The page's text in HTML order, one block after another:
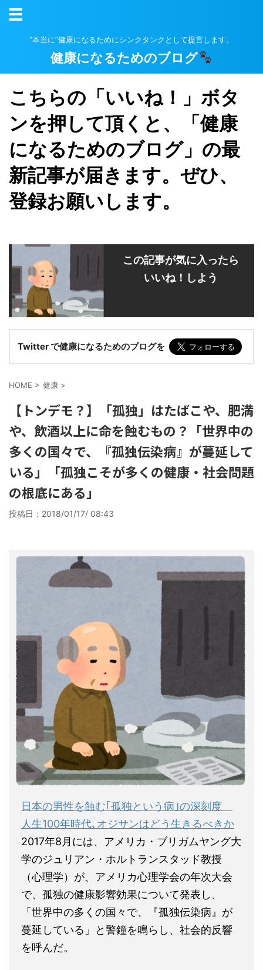
”本当に”健康になるためにシンクタンクとして提言します。
健康になるためのブログ
こちらの「いいね！」ボタ
ンを押して頂くと、「健康
になるためのブログ」の最
新記事が届きます。ぜひ、
登録お願いします。
この記事が気に入ったら
いいね！しよう
Twitter で健康になるためのブログを
HOME > 健康 >
【トンデモ？】「孤独」はたばこや、肥満
や、飲酒以上に命を蝕むもの？「世界中の
多くの国々で、『孤独伝染病』が蔓延して
いる」「孤独こそが多くの健康・社会問題
の根底にある」
投稿日： 2018/01/17/ 08:43
日本の男性を蝕む｢孤独という病｣の深刻度
人生100年時代､オジサンはどう生きるべきか
2017年8月には、アメリカ・ブリガムヤング大
学のジュリアン・ホルトランスタッド教授
（心理学）が、アメリカ心理学会の年次大会
で、孤独の健康影響効果について発表し、
「世界中の多くの国々で、『孤独伝染病』が
蔓延している」と警鐘を鳴らし、社会的反響
を呼んだ。